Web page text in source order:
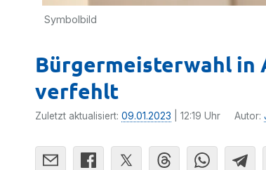
Symbolbild
Bürgermeisterwahl in
verfehlt
Zuletzt aktualisiert: 09.01.2023 | 12:19 Uhr Autor: